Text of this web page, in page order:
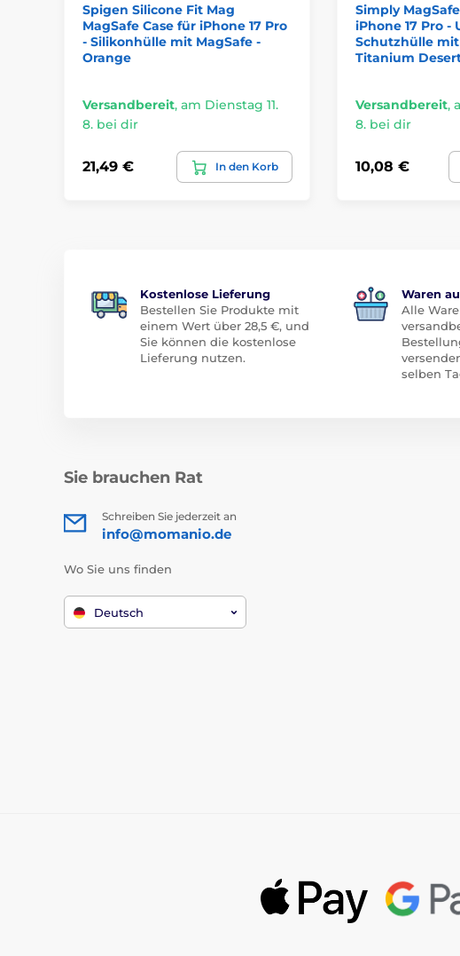
Spigen Silicone Fit Mag
MagSafe Case für iPhone 17 Pro
- Silikonhülle mit MagSafe -
Orange
Versandbereit, am Dienstag 11.
8. bei dir
21,49 € In den Korb
Simply
iPhone 17 Pro -
Schutzhülle mit
Titanium
Versandbereit,
8. bei dir
10,08 €
Kostenlose Lieferung
Bestellen Sie Produkte mit
einem Wert über 28,5 €, und
Sie können die kostenlose
Lieferung nutzen.
Waren
Alle
selben
Sie brauchen Rat
Schreiben Sie jederzeit an
info@momanio.de
Wo Sie uns finden
Deutsch